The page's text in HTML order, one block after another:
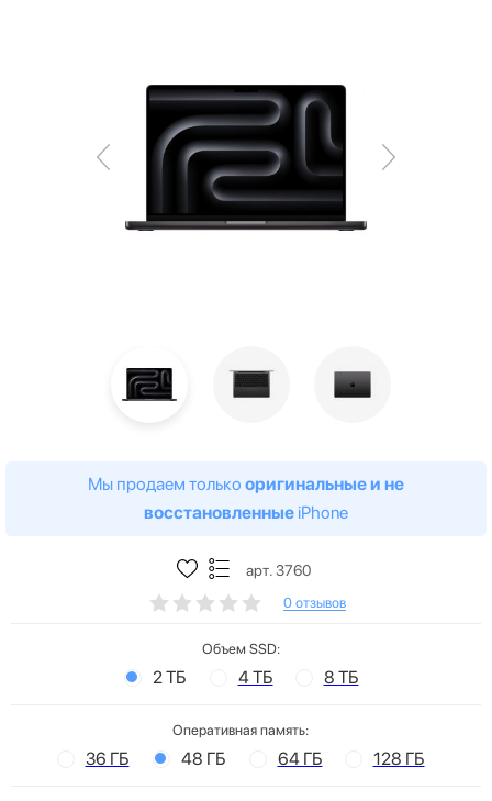
Мы продаем только оригинальные и не
восстановленные iPhone
арт. 3760
0 отзывов
Объем SSD:
2 ТБ 4 ТБ 8 ТБ
Оперативная память:
36 ГБ 48 ГБ 64 ГБ 128 ГБ